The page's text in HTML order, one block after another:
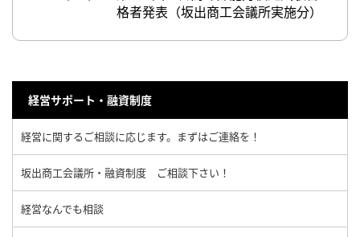
格者発表（坂出商工会議所実施分）
経営サポート・融資制度
経営に関するご相談に応じます。まずはご連絡を！
坂出商工会議所・融資制度 ご相談下さい！
経営なんでも相談